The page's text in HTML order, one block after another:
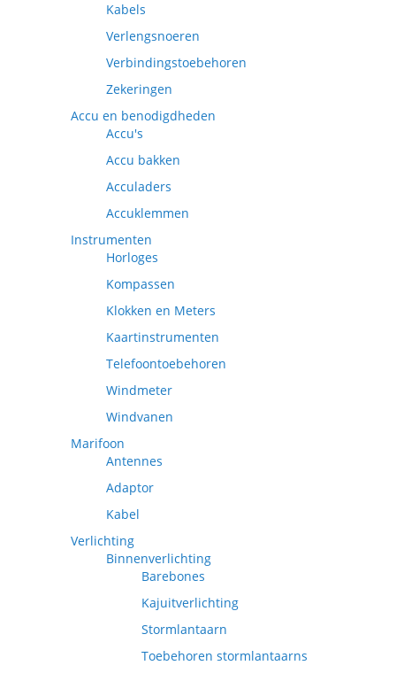
Kabels
Verlengsnoeren
Verbindingstoebehoren
Zekeringen
Accu en benodigdheden
Accu's
Accu bakken
Acculaders
Accuklemmen
Instrumenten
Horloges
Kompassen
Klokken en Meters
Kaartinstrumenten
Telefoontoebehoren
Windmeter
Windvanen
Marifoon
Antennes
Adaptor
Kabel
Verlichting
Binnenverlichting
Barebones
Kajuitverlichting
Stormlantaarn
Toebehoren stormlantaarns